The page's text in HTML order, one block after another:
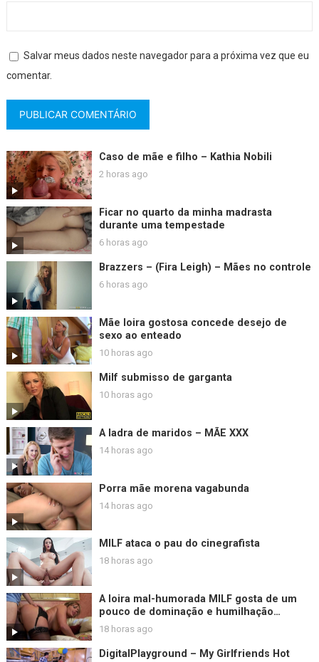
Salvar meus dados neste navegador para a próxima vez que eu
comentar.
Caso de mãe e filho – Kathia Nobili
2 horas ago
Ficar no quarto da minha madrasta
durante uma tempestade
6 horas ago
Brazzers – (Fira Leigh) – Mães no controle
6 horas ago
Mãe loira gostosa concede desejo de
sexo ao enteado
10 horas ago
Milf submisso de garganta
10 horas ago
A ladra de maridos – MÃE XXX
14 horas ago
Porra mãe morena vagabunda
14 horas ago
MILF ataca o pau do cinegrafista
18 horas ago
A loira mal-humorada MILF gosta de um
pouco de dominação e humilhação
hardcore.
18 horas ago
DigitalPlayground – My Girlfriends Hot